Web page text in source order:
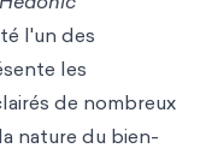
l'un des
les
de nombreux
nature du bien-